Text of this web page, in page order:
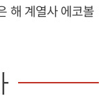
해 계열사 에코볼